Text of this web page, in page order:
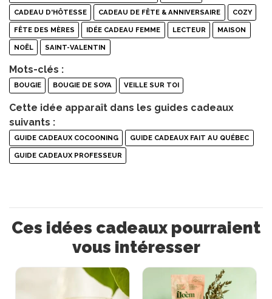
CADEAU D'HÔTESSE CADEAU DE FÊTE & ANNIVERSAIRE COZY
FÊTE DES MÈRES IDÉE CADEAU FEMME LECTEUR MAISON
NOËL SAINT-VALENTIN
Mots-clés :
BOUGIE BOUGIE DE SOYA VEILLE SUR TOI
Cette idée apparaît dans les guides cadeaux
suivants :
GUIDE CADEAUX COCOONING GUIDE CADEAUX FAIT AU QUÉBEC
GUIDE CADEAUX PROFESSEUR
Ces idées cadeaux pourraient
vous intéresser